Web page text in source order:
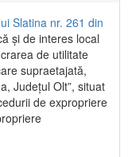
Slatina nr. 261 din
și de interes local
de utilitate
supraetajată,
Județul Olt”, situat
de expropriere